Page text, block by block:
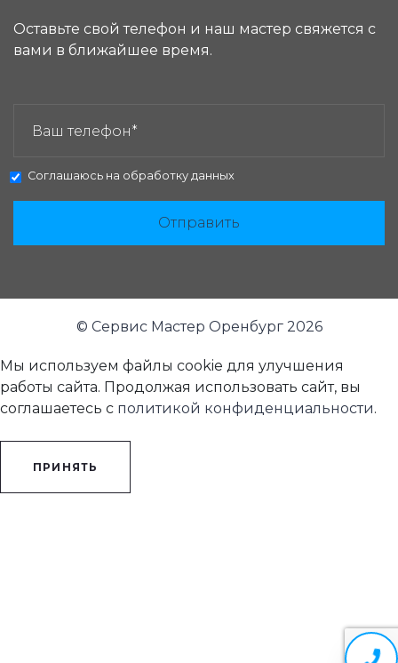
Оставьте свой телефон и наш мастер свяжется с
вами в ближайшее время.
Соглашаюсь на обработку данных
Отправить
© Сервис Мастер Оренбург 2026
Мы используем файлы cookie для улучшения
работы сайта. Продолжая использовать сайт, вы
соглашаетесь с политикой конфиденциальности.
ПРИНЯТЬ